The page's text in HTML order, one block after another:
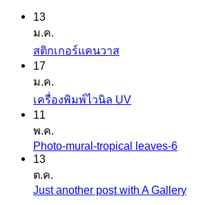
13
ม.ค.
สติกเกอร์แคนวาสไม่มี
บน
นวาส
17
ม.ค.
เครื่องพิมพ์ไวนิล UVไม่มี
บน
ไว
11
พ.ค.
Photo-mural-tropical leaves-6ไม่มี
13
ต.ค.
Just another post with A Galleryไม่มี